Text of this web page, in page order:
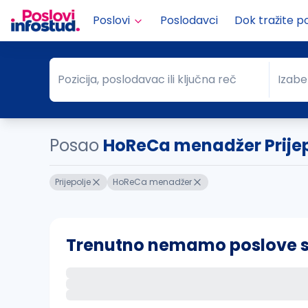
Poslovi Poslodavci Dok tražite
Pozicija, poslodavac ili ključna reč
Pozicija, poslodavac ili ključna reč Grad
Posao HoReCa menadžer
Prijepolje HoReCa menadžer
Trenutno nemamo poslove